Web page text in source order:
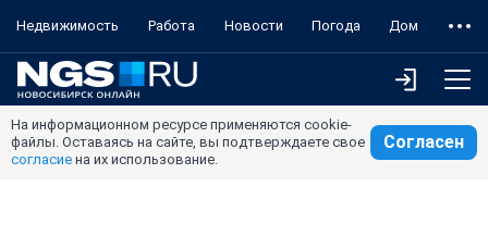
Недвижимость Работа Новости Погода Дом
На информационном ресурсе применяются cookie-
файлы. Оставаясь на сайте, вы подтверждаете свое
согласие на их использование.
Согласен